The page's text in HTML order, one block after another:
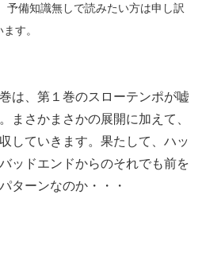
備知識無しで読みたい方は申し訳
す。
は、第１巻のスローテンポが嘘
まさかまさかの展開に加えて、
していきます。果たして、ハッ
ッドエンドからのそれでも前を
ターンなのか・・・